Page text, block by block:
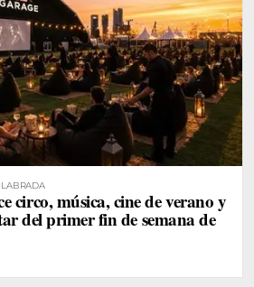
circo, música, cine de verano y
del primer fin de semana de